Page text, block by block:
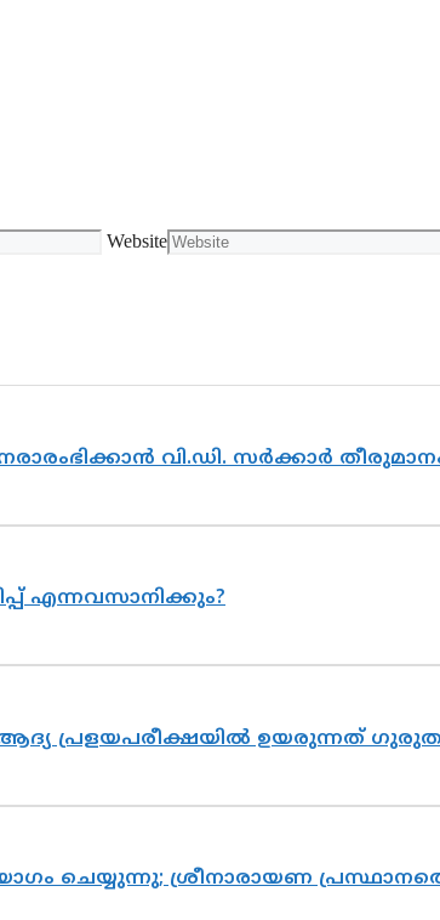
Website
വി.ഡി. സർക്കാർ
എന്നവസാനിക്കും?
ആദ്യ പ്രളയപരീക്ഷയിൽ ഉയരുന്നത്
ചെയ്യുന്നു; ശ്രീനാരായണ